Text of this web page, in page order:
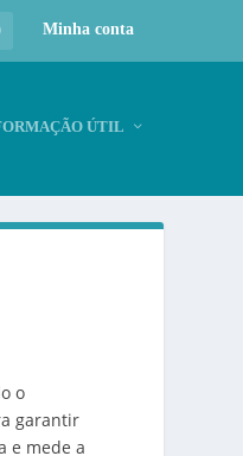
Minha conta
ÚTIL
o
garantir
e mede a